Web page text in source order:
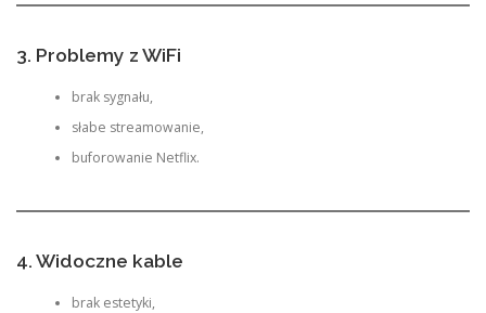
3. Problemy z WiFi
brak sygnału,
słabe streamowanie,
buforowanie Netflix.
4. Widoczne kable
brak estetyki,